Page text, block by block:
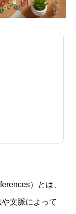
）とは、
文脈によって